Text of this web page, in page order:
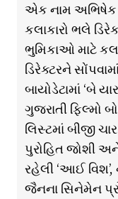
એક નામ અભિષેક
કલાકારો ભલે
ભુમિકાઓ માટે
ડિરેક્ટરને
બાયોડેટામાં ‘બે
ગુજરાતી ફ્લ્મિો
લિસ્ટમાં બીજી
પુરોહિત જોશી
રહેલી ‘આઈ વિશ’,
જૈનના સિનેમેન